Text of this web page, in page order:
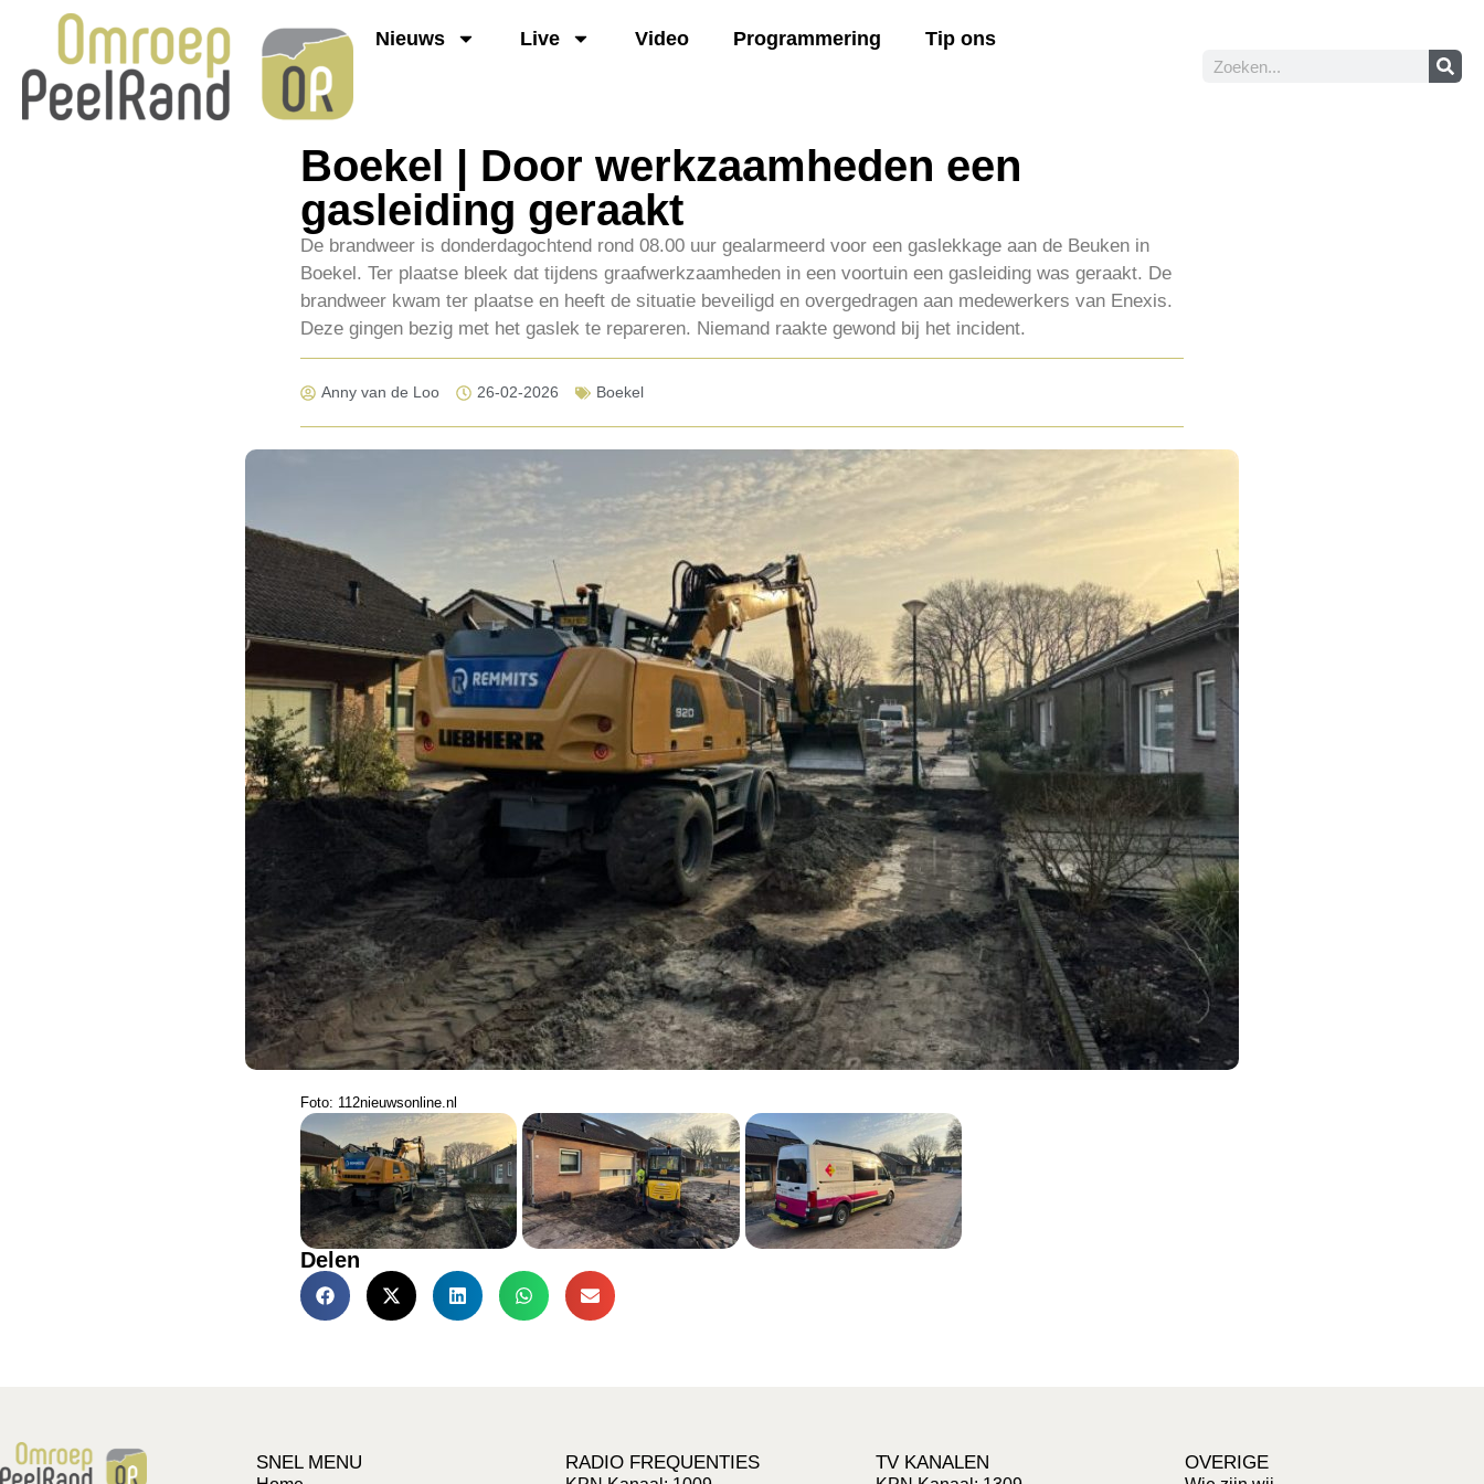
Nieuws Live Video Programmering Tip ons
Boekel | Door werkzaamheden een
gasleiding geraakt
De brandweer is donderdagochtend rond 08.00 uur gealarmeerd voor een gaslekkage aan de Beuken in
Boekel. Ter plaatse bleek dat tijdens graafwerkzaamheden in een voortuin een gasleiding was geraakt. De
brandweer kwam ter plaatse en heeft de situatie beveiligd en overgedragen aan medewerkers van Enexis.
Deze gingen bezig met het gaslek te repareren. Niemand raakte gewond bij het incident.
Anny van de Loo 26-02-2026 Boekel
Foto: 112nieuwsonline.nl
Delen
SNEL MENU RADIO FREQUENTIES TV KANALEN OVERIGE